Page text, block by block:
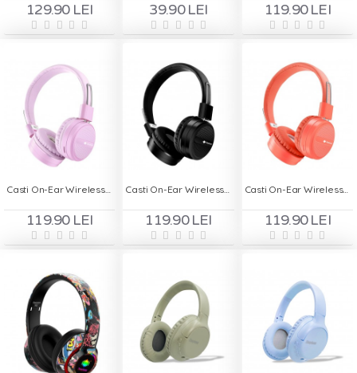
129.90 LEI 39.90 LEI 119.90 LEI
Casti On-Ear Wireless Stereo pliabile - Deepbass R7 Mov
119.90 LEI
Casti On-Ear Wireless Stereo pliabile - Deepbass R7 Negru
119.90 LEI
Casti On-Ear Wireless Stereo pliabile - Deepbass R7 Rosu
119.90 LEI